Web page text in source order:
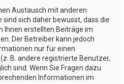
Austausch mit anderen
sind sich daher bewusst, dass die
Ihnen erstellten Beiträge im
Der Betreiber kann jedoch
nur für einen
B. andere registrierte Benutzer,
sind. Wenn Sie Fragen dazu
Informationen im